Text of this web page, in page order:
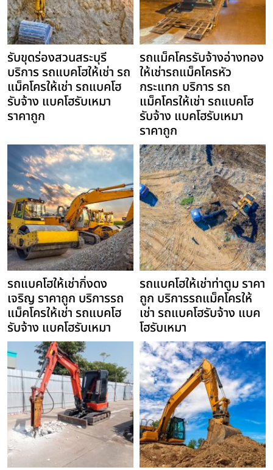
รับขุดร่องสวนสระบุรี
บริการ รถแบคโฮให้เช่า รถ
แม็คโครให้เช่า รถแบคโฮ
รับจ้าง แบคโฮรับเหมา
ราคาถูก
รถแม็คโครรับจ้างอ่างทอง
ให้เช่ารถแม็คโครหัว
กระแทก บริการ รถ
แม็คโครให้เช่า รถแบคโฮ
รับจ้าง แบคโฮรับเหมา
ราคาถูก
รถแบคโฮให้เช่ากิ่งดง
เจริญ ราคาถูก บริการรถ
แม็คโครให้เช่า รถแบคโฮ
รับจ้าง แบคโฮรับเหมา
รถแบคโฮให้เช่าท่าตูม ราคา
ถูก บริการรถแม็คโครให้
เช่า รถแบคโฮรับจ้าง แบค
โฮรับเหมา